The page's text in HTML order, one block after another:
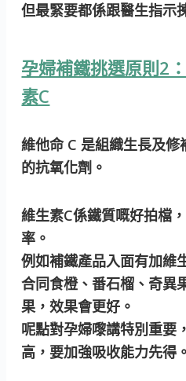
但最緊要都係跟醫生指示
孕婦補鐵挑選原則2
素C
維他命 C 是組織生長及
的抗氧化劑。
維生素C係鐵質嘅好拍檔
率。
例如補鐵產品入面有加維
合同食橙、番石榴、奇異
果，效果會更好。
呢點對孕婦嚟講特別重要
高，要加強吸收能力先得。